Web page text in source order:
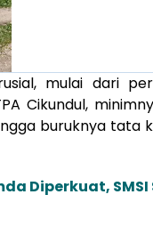
mulai dari
Cikundul,
buruknya tata
Diperkuat,